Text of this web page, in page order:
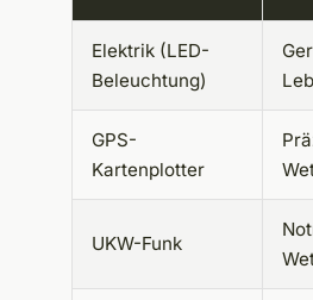
Elektrik (LED-
Beleuchtung)
GPS-
Kartenplotter
UKW-Funk